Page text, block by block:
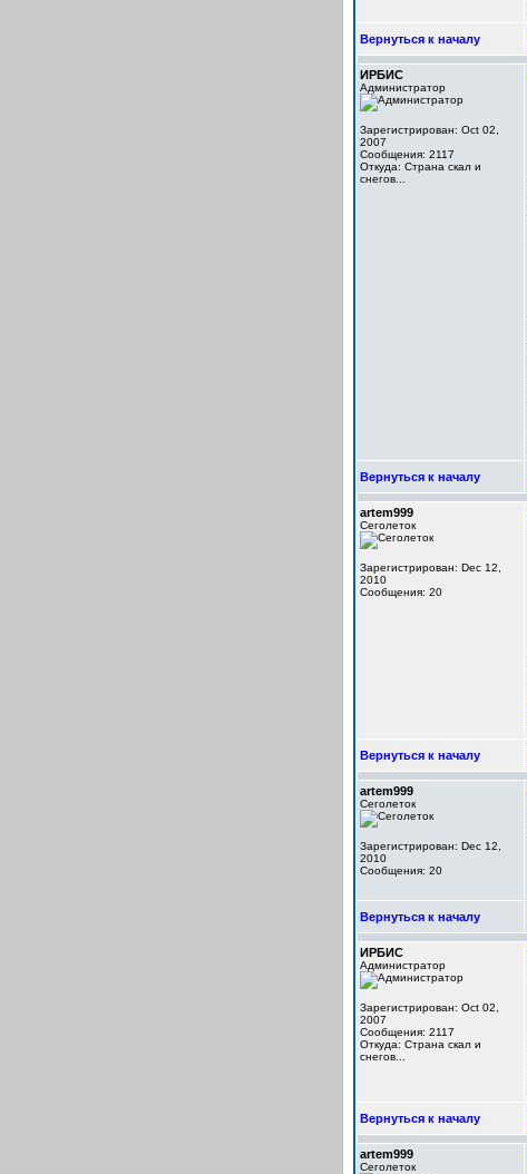
Вернуться к началу
ИРБИС
Администратор
Зарегистрирован: Oct 02,
2007
Сообщения: 2117
Откуда: Cтрана скал и
снегов...
Вернуться к началу
artem999
Сеголеток
Зарегистрирован: Dec 12,
2010
Сообщения: 20
Вернуться к началу
artem999
Сеголеток
Зарегистрирован: Dec 12,
2010
Сообщения: 20
Вернуться к началу
ИРБИС
Администратор
Зарегистрирован: Oct 02,
2007
Сообщения: 2117
Откуда: Cтрана скал и
снегов...
Вернуться к началу
artem999
Сеголеток